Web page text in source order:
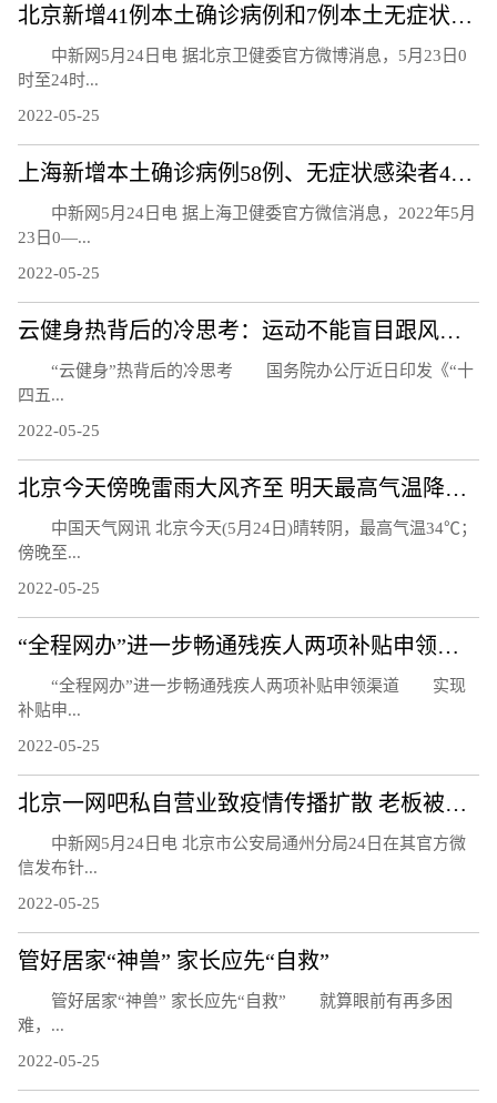
北京新增41例本土确诊病例和7例本土无症状感染者
中新网5月24日电 据北京卫健委官方微博消息，5月23日0
时至24时...
2022-05-25
上海新增本土确诊病例58例、无症状感染者422例
中新网5月24日电 据上海卫健委官方微信消息，2022年5月
23日0—...
2022-05-25
云健身热背后的冷思考：运动不能盲目跟风而是生活习惯
“云健身”热背后的冷思考 国务院办公厅近日印发《“十
四五...
2022-05-25
北京今天傍晚雷雨大风齐至 明天最高气温降至30℃以下
中国天气网讯 北京今天(5月24日)晴转阴，最高气温34℃；
傍晚至...
2022-05-25
“全程网办”进一步畅通残疾人两项补贴申领渠道
“全程网办”进一步畅通残疾人两项补贴申领渠道 实现
补贴申...
2022-05-25
北京一网吧私自营业致疫情传播扩散 老板被刑事立案调查
中新网5月24日电 北京市公安局通州分局24日在其官方微
信发布针...
2022-05-25
管好居家“神兽” 家长应先“自救”
管好居家“神兽” 家长应先“自救” 就算眼前有再多困
难，...
2022-05-25